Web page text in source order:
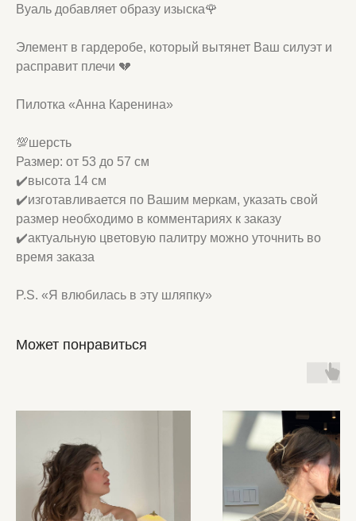
Вуаль добавляет образу изыска🌹
Элемент в гардеробе, который вытянет Ваш силуэт и
расправит плечи 💔
Пилотка «Анна Каренина»
💯шерсть
Размер: от 53 до 57 см
✔️высота 14 см
✔️изготавливается по Вашим меркам, указать свой
размер необходимо в комментариях к заказу
✔️актуальную цветовую палитру можно уточнить во
время заказа
P.S. «Я влюбилась в эту шляпку»
Может понравиться